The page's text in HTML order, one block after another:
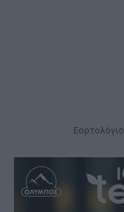
Εορτολόγιο